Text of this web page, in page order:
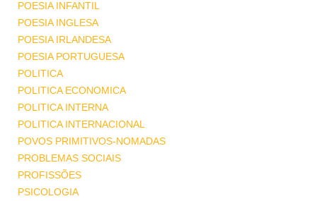
POESIA INFANTIL
POESIA INGLESA
POESIA IRLANDESA
POESIA PORTUGUESA
POLITICA
POLITICA ECONOMICA
POLITICA INTERNA
POLITICA INTERNACIONAL
POVOS PRIMITIVOS-NOMADAS
PROBLEMAS SOCIAIS
PROFISSÕES
PSICOLOGIA